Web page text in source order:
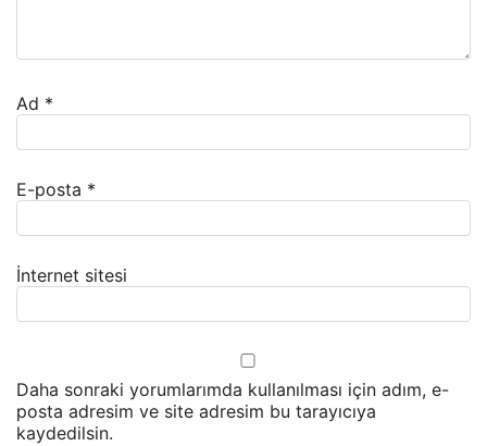
Ad *
E-posta *
İnternet sitesi
Daha sonraki yorumlarımda kullanılması için adım, e-
posta adresim ve site adresim bu tarayıcıya
kaydedilsin.